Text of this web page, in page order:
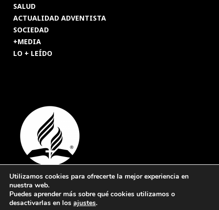
SALUD
ACTUALIDAD ADVENTISTA
SOCIEDAD
+MEDIA
LO + LEÍDO
© 2026 Revista Adventista de España. UICASDE. Derechos
reservados.
Utilizamos cookies para ofrecerte la mejor experiencia en
nuestra web.
Puedes aprender más sobre qué cookies utilizamos o
desactivarlas en los ajustes.